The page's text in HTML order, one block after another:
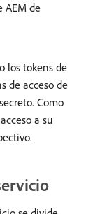
AEM de
los tokens de
de acceso de
Como
a su